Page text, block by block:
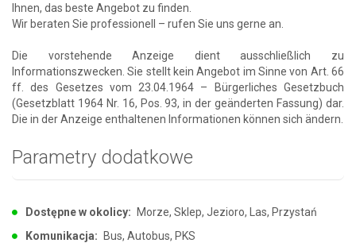
Ihnen, das beste Angebot zu finden.
Wir beraten Sie professionell – rufen Sie uns gerne an.
Die vorstehende Anzeige dient ausschließlich zu
Informationszwecken. Sie stellt kein Angebot im Sinne von Art. 66
ff. des Gesetzes vom 23.04.1964 – Bürgerliches Gesetzbuch
(Gesetzblatt 1964 Nr. 16, Pos. 93, in der geänderten Fassung) dar.
Die in der Anzeige enthaltenen Informationen können sich ändern.
Parametry dodatkowe
Dostępne w okolicy: Morze, Sklep, Jezioro, Las, Przystań
Komunikacja: Bus, Autobus, PKS